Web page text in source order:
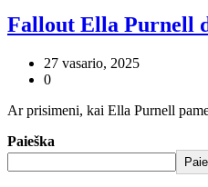
Fallout Ella Purnell
27 vasario, 2025
0
Ar prisimeni, kai Ella Purnell
Paieška